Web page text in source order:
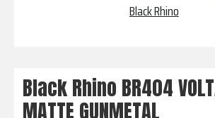
Black Rhino
Black Rhino BR404
MATTE GUNMETAL